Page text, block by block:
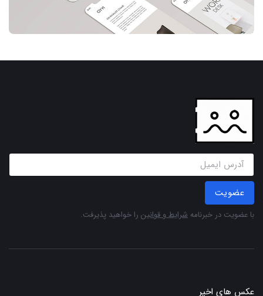
عضویت
با عضویت در خبرنامه شرایط و قوانین را خواهید پذیرفت.
عکس های اخیر